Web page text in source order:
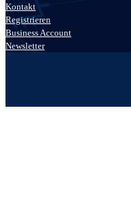
Kontakt
Registrieren
Business Account
Newsletter